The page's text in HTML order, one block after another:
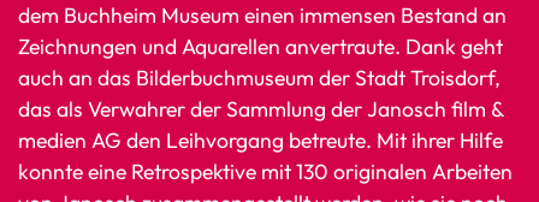
dem Buchheim Museum einen immensen Bestand an
Zeichnungen und Aquarellen anvertraute. Dank geht
auch an das Bilderbuchmuseum der Stadt Troisdorf,
das als Verwahrer der Sammlung der Janosch film &
medien AG den Leihvorgang betreute. Mit ihrer Hilfe
konnte eine Retrospektive mit 130 originalen Arbeiten